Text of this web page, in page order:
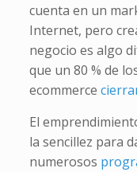
cuenta en un
Internet, pero
negocio es algo
que un 80 % de
ecommerce
El
la sencillez para
numerosos